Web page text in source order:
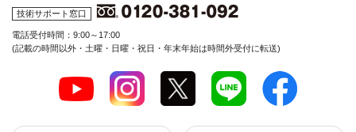
技術サポート窓口
電話受付時間：9:00～17:00
(記載の時間以外・土曜・日曜・祝日・年末年始は時間外受付に転送)